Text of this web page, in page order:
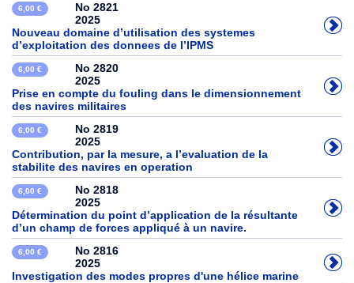
6,00 €
No 2821
2025
Nouveau domaine d’utilisation des systemes
d’exploitation des donnees de l’IPMS
6,00 €
No 2820
2025
Prise en compte du fouling dans le dimensionnement
des navires militaires
6,00 €
No 2819
2025
Contribution, par la mesure, a l’evaluation de la
stabilite des navires en operation
6,00 €
No 2818
2025
Détermination du point d’application de la résultante
d’un champ de forces appliqué à un navire.
6,00 €
No 2816
2025
Investigation des modes propres d'une hélice marine